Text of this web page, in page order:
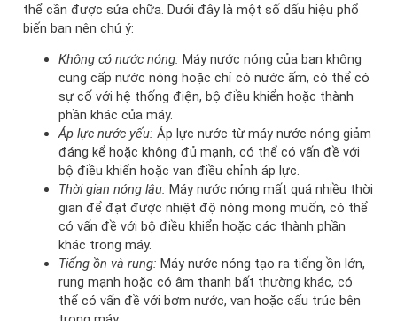
thể cần được sửa chữa. Dưới đây là một số dấu hiệu phổ
biến bạn nên chú ý:
Không có nước nóng: Máy nước nóng của bạn không
cung cấp nước nóng hoặc chỉ có nước ấm, có thể có
sự cố với hệ thống điện, bộ điều khiển hoặc thành
phần khác của máy.
Áp lực nước yếu: Áp lực nước từ máy nước nóng giảm
đáng kể hoặc không đủ mạnh, có thể có vấn đề với
bộ điều khiển hoặc van điều chỉnh áp lực.
Thời gian nóng lâu: Máy nước nóng mất quá nhiều thời
gian để đạt được nhiệt độ nóng mong muốn, có thể
có vấn đề với bộ điều khiển hoặc các thành phần
khác trong máy.
Tiếng ồn và rung: Máy nước nóng tạo ra tiếng ồn lớn,
rung mạnh hoặc có âm thanh bất thường khác, có
thể có vấn đề với bơm nước, van hoặc cấu trúc bên